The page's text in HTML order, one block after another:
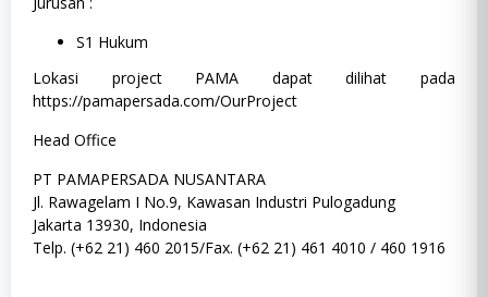
S1 Hukum
Lokasi project PAMA dapat dilihat pada
https://pamapersada.com/OurProject
Head Office
PT PAMAPERSADA NUSANTARA
Jl. Rawagelam I No.9, Kawasan Industri Pulogadung
Jakarta 13930, Indonesia
Telp. (+62 21) 460 2015/Fax. (+62 21) 461 4010 / 460 1916